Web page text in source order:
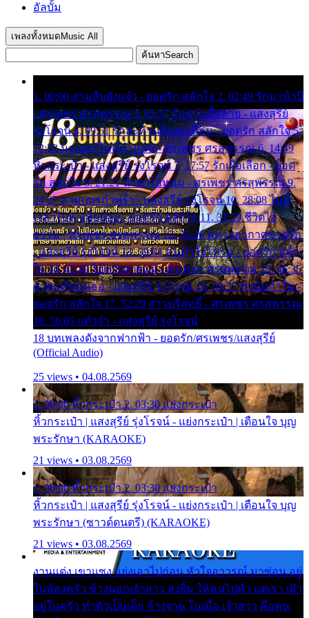
อัลบั้ม
เพลงทั้งหมด Music All
ค้นหาSearch
1. 00:00 สามสิบยังแจ๋ว - ยอดรัก สลักใจ 2. 02:49 รักมาห้าปี
- ศรเพชร ศรสุพรรณ 3. 05:57 รักสาวเสื้อลาย - แสงสุรีย์
รุ่งโรจน์ 4. 09:51 รักสะท้านดินสะเทือน - ยอดรัก สลักใจ 5.
12:23 มอเตอร์ไซค์ทำหล่น - ศรเพชร ศรสุพรรณ 6. 14:49
หิ้วกระเป๋า - แสงสุรีย์ รุ่งโรจน์ 7. 17:57 รักเผื่อเลือก - ยอด
รัก สลักใจ 8. 21:21 น้ำตาไอ้หนุ่ม - ศรเพชร ศรสุพรรณ 9.
24:27 สามเณรกำพร้า - แสงสุรีย์ รุ่งโรจน์ 10. 28:08 ไม่มี
เวลาไปหาเมียน้อย - ยอดรัก สลักใจ 11. 31:29 ชีวิตไอ้
ธรรม - ศรเพชร ศรสุพรรณ 12. 35:26 ทหารอากาศขาดรัก
- แสงสุรีย์ รุ่งโรจน์ 13. 39:01 คนหัวใจโทรม - ยอดรัก สลัก
ใจ 14. 42:49 ไอ้หวังตายแน่ - ศรเพชร ศรสุพรรณ 15. 46:35
ธาตุแท้ของเธอ - แสงสุรีย์ รุ่งโรจน์ 16. 49:57 กำนันกำใน -
ยอดรัก สลักใจ 17. 52:29 สาวบริสุทธิ์ - ศรเพชร ศรสุพรรณ
18. 56:05 แต๋วจ๋า - แสงสุรีย์ รุ่งโรจน์
18 บทเพลงดังจากฟากฟ้า - ยอดรัก/ศรเพชร/แสงสุรีย์
(Official Audio)
25 views • 04.08.2569
1. 00:00 หิ้วกระเป๋า 2. 03:30 แย่งกระเป๋า
หิ้วกระเป๋า | แสงสุรีย์ รุ่งโรจน์ - แย่งกระเป๋า | เตือนใจ บุญ
พระรักษา (KARAOKE)
21 views • 03.08.2569
1. 00:00 หิ้วกระเป๋า 2. 03:30 แย่งกระเป๋า
หิ้วกระเป๋า | แสงสุรีย์ รุ่งโรจน์ - แย่งกระเป๋า | เตือนใจ บุญ
พระรักษา (ซาวด์ดนตรี) (KARAOKE)
21 views • 03.08.2569
งานแต่ง เขาแซง แย่งเอาไปก่อน หัวใจอาวรณ์ มาซ่อน อยู่
ในห้องครัว ข้างนอกเจ้าสาว ส่งยิ้ม ให้คนไปทั่ว แต่เรา เฝ้า
อยู่ในครัว ทำตัวเป็นเด็ก ล้างจาน ในเมื่อ เจ้าสาว คือคน